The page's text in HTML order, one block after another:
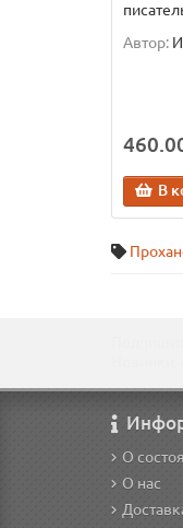
Автор:
В
О
О нас